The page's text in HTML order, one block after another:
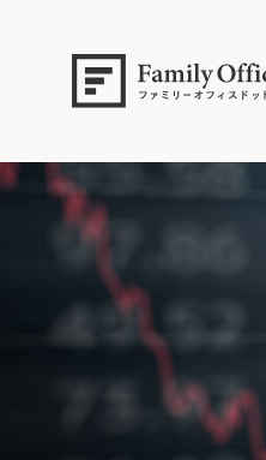
Candlestick chart and data